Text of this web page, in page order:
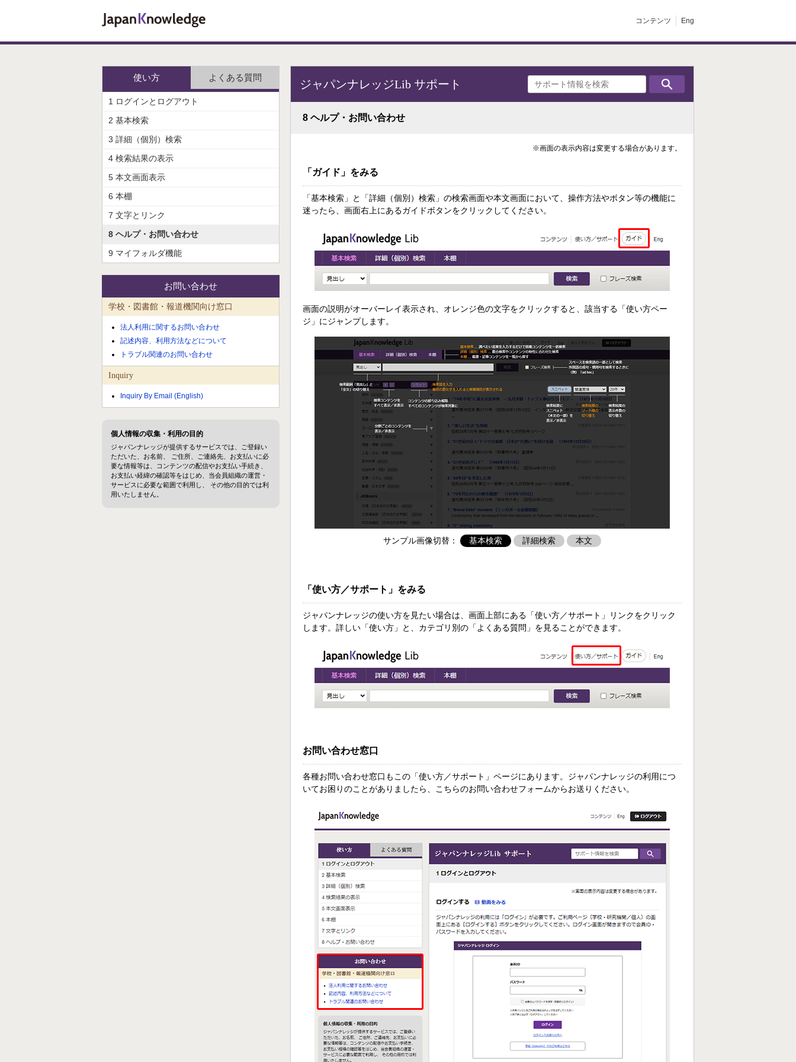
コンテンツ Eng
ジャパンナレッジLib サポート
8 ヘルプ・お問い合わせ
※画面の表示内容は変更する場合があります。
「ガイド」をみる
「基本検索」と「詳細（個別）検索」の検索画面や本文画面において、操作方法やボタン等の機能に
迷ったら、画面右上にあるガイドボタンをクリックしてください。
画面の説明がオーバーレイ表示され、オレンジ色の文字をクリックすると、該当する「使い方ペー
ジ」にジャンプします。
サンプル画像切替： 基本検索 詳細検索 本文
「使い方／サポート」をみる
ジャパンナレッジの使い方を見たい場合は、画面上部にある「使い方／サポート」リンクをクリック
します。詳しい「使い方」と、カテゴリ別の「よくある質問」を見ることができます。
お問い合わせ窓口
各種お問い合わせ窓口もこの「使い方／サポート」ページにあります。ジャパンナレッジの利用につ
いてお困りのことがありましたら、こちらのお問い合わせフォームからお送りください。
使い方 よくある質問
1 ログインとログアウト
2 基本検索
3 詳細（個別）検索
4 検索結果の表示
5 本文画面表示
6 本棚
7 文字とリンク
8 ヘルプ・お問い合わせ
9 マイフォルダ機能
お問い合わせ
学校・図書館・報道機関向け窓口
法人利用に関するお問い合わせ
記述内容、利用方法などについて
トラブル関連のお問い合わせ
Inquiry
Inquiry By Email (English)
個人情報の収集・利用の目的
ジャパンナレッジが提供するサービスでは、ご登録い
ただいた、お名前、 ご住所、ご連絡先、お支払いに必
要な情報等は、コンテンツの配信やお支払い手続き、
お支払い経緯の確認等をはじめ、当会員組織の運営・
サービスに必要な範囲で利用し、 その他の目的では利
用いたしません。